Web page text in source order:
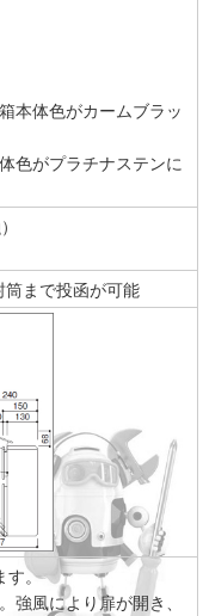
本体色がカームブラッ
色がプラチナステンに
まで投函が可能
す。
強風により扉が開き、